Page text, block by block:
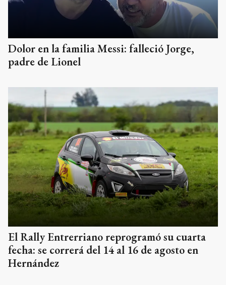
Dolor en la familia Messi: falleció Jorge,
padre de Lionel
El Rally Entrerriano reprogramó su cuarta
fecha: se correrá del 14 al 16 de agosto en
Hernández